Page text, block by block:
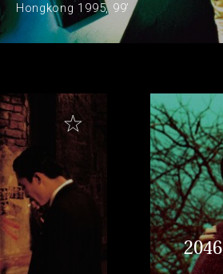
Hongkong 1995, 99’
2046